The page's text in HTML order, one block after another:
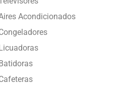
Acondicionados